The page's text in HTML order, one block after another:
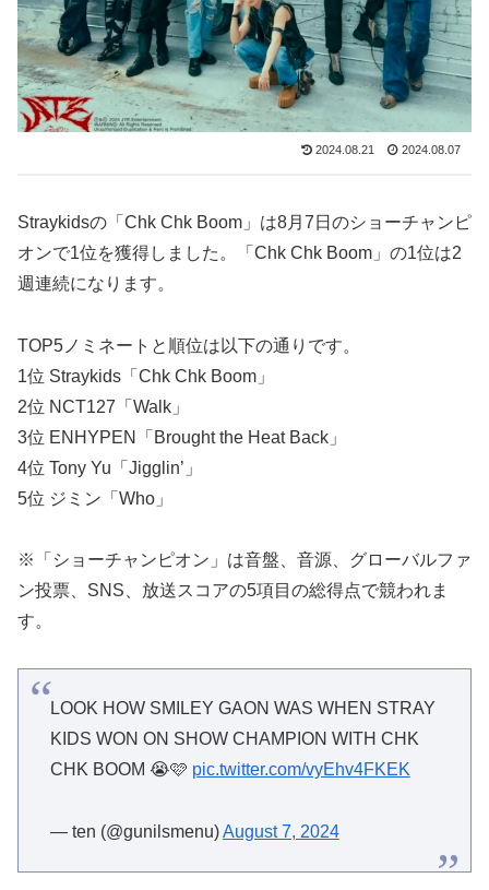
2024.08.21 2024.08.07
Straykidsの「Chk Chk Boom」は8月7日のショーチャンピ
オンで1位を獲得しました。「Chk Chk Boom」の1位は2
週連続になります。
TOP5ノミネートと順位は以下の通りです。
1位 Straykids「Chk Chk Boom」
2位 NCT127「Walk」
3位 ENHYPEN「Brought the Heat Back」
4位 Tony Yu「Jigglin’」
5位 ジミン「Who」
※「ショーチャンピオン」は音盤、音源、グローバルファ
ン投票、SNS、放送スコアの5項目の総得点で競われま
す。
LOOK HOW SMILEY GAON WAS WHEN STRAY
KIDS WON ON SHOW CHAMPION WITH CHK
CHK BOOM 😭🩷 pic.twitter.com/vyEhv4FKEK
— ten (@gunilsmenu)August 7, 2024